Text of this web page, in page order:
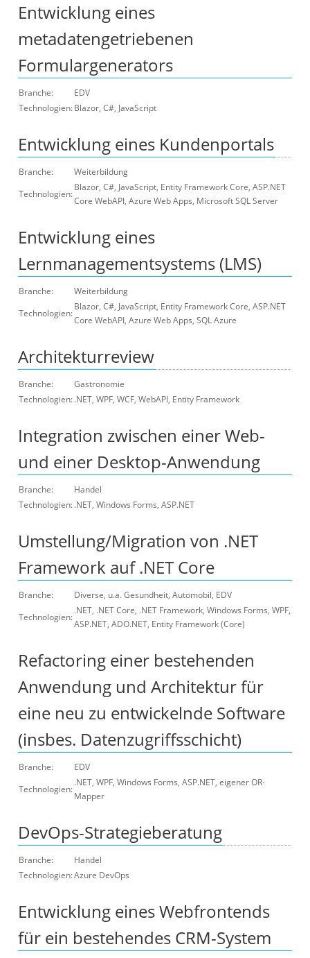
Entwicklung eines
metadatengetriebenen
Formulargenerators
Branche:
EDV
Technologien:Blazor, C#, JavaScript
Entwicklung eines Kundenportals
Branche:
Weiterbildung
Technologien:
Blazor, C#, JavaScript, Entity Framework Core, ASP.NET
Core WebAPI, Azure Web Apps, Microsoft SQL Server
Entwicklung eines
Lernmanagementsystems (LMS)
Branche:
Weiterbildung
Technologien:
Blazor, C#, JavaScript, Entity Framework Core, ASP.NET
Core WebAPI, Azure Web Apps, SQL Azure
Architekturreview
Branche:
Gastronomie
Technologien:.NET, WPF, WCF, WebAPI, Entity Framework
Integration zwischen einer Web-
und einer Desktop-Anwendung
Branche:
Handel
Technologien:.NET, Windows Forms, ASP.NET
Umstellung/Migration von .NET
Framework auf .NET Core
Branche:
Diverse, u.a. Gesundheit, Automobil, EDV
Technologien:
.NET, .NET Core, .NET Framework, Windows Forms, WPF,
ASP.NET, ADO.NET, Entity Framework (Core)
Refactoring einer bestehenden
Anwendung und Architektur für
eine neu zu entwickelnde Software
(insbes. Datenzugriffsschicht)
Branche:
EDV
Technologien:
.NET, WPF, Windows Forms, ASP.NET, eigener OR-
Mapper
DevOps-Strategieberatung
Branche:
Handel
Technologien:Azure DevOps
Entwicklung eines Webfrontends
für ein bestehendes CRM-System